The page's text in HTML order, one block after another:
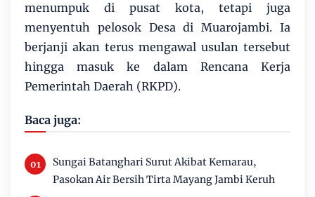
menumpuk di pusat kota, tetapi juga
menyentuh pelosok Desa di Muarojambi. Ia
berjanji akan terus mengawal usulan tersebut
hingga masuk ke dalam Rencana Kerja
Pemerintah Daerah (RKPD).
Baca juga:
Sungai Batanghari Surut Akibat Kemarau,
Pasokan Air Bersih Tirta Mayang Jambi Keruh